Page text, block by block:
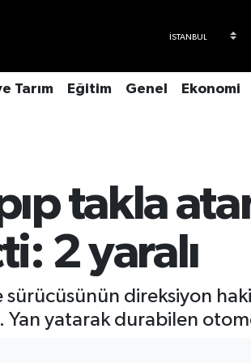
Tarım Eğitim Genel Ekonomi
takla
2 yaralı
sürücüsünün direksiyon
Yan yatarak durabilen